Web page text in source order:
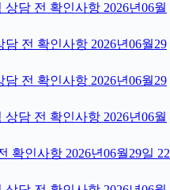
담 전 확인사항 2026년06월
전 확인사항 2026년06월29
전 확인사항 2026년06월29
담 전 확인사항 2026년06월
확인사항 2026년06월29일 22